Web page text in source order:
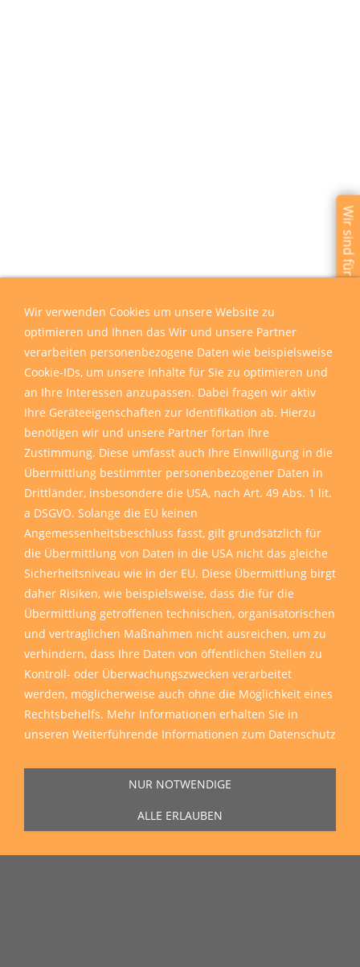
Wir sind für Sie da
Wir verwenden Cookies um unsere Website zu
optimieren und Ihnen das Wir und unsere Partner
verarbeiten personenbezogene Daten wie beispielsweise
Cookie-IDs, um unsere Inhalte für Sie zu optimieren und
an Ihre Interessen anzupassen. Dabei fragen wir aktiv
Ihre Geräteeigenschaften zur Identifikation ab. Hierzu
benötigen wir und unsere Partner fortan Ihre
Zustimmung. Diese umfasst auch Ihre Einwilligung in die
Übermittlung bestimmter personenbezogener Daten in
Drittländer, insbesondere die USA, nach Art. 49 Abs. 1 lit.
a DSGVO. Solange die EU keinen
Angemessenheitsbeschluss fasst, gilt grundsätzlich für
die Übermittlung von Daten in die USA nicht das gleiche
Sicherheitsniveau wie in der EU. Diese Übermittlung birgt
daher Risiken, wie beispielsweise, dass die für die
Übermittlung getroffenen technischen, organisatorischen
und vertraglichen Maßnahmen nicht ausreichen, um zu
verhindern, dass Ihre Daten von öffentlichen Stellen zu
Kontroll- oder Überwachungszwecken verarbeitet
werden, möglicherweise auch ohne die Möglichkeit eines
Rechtsbehelfs. Mehr Informationen erhalten Sie in
unseren Weiterführende Informationen zum Datenschutz
NUR NOTWENDIGE
ALLE ERLAUBEN